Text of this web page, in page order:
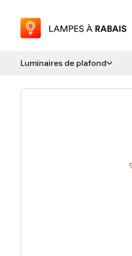
Luminaires de plafond